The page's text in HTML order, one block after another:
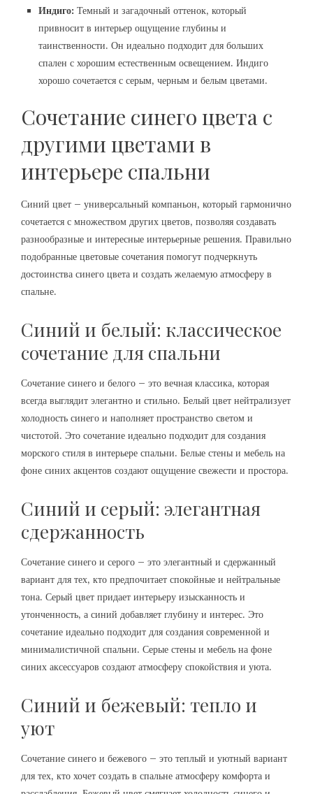
Индиго: Темный и загадочный оттенок‚ который
привносит в интерьер ощущение глубины и
таинственности. Он идеально подходит для больших
спален с хорошим естественным освещением. Индиго
хорошо сочетается с серым‚ черным и белым цветами.
Сочетание синего цвета с
другими цветами в
интерьере спальни
Синий цвет – универсальный компаньон‚ который гармонично
сочетается с множеством других цветов‚ позволяя создавать
разнообразные и интересные интерьерные решения. Правильно
подобранные цветовые сочетания помогут подчеркнуть
достоинства синего цвета и создать желаемую атмосферу в
спальне.
Синий и белый: классическое
сочетание для спальни
Сочетание синего и белого – это вечная классика‚ которая
всегда выглядит элегантно и стильно. Белый цвет нейтрализует
холодность синего и наполняет пространство светом и
чистотой. Это сочетание идеально подходит для создания
морского стиля в интерьере спальни. Белые стены и мебель на
фоне синих акцентов создают ощущение свежести и простора.
Синий и серый: элегантная
сдержанность
Сочетание синего и серого – это элегантный и сдержанный
вариант для тех‚ кто предпочитает спокойные и нейтральные
тона. Серый цвет придает интерьеру изысканность и
утонченность‚ а синий добавляет глубину и интерес. Это
сочетание идеально подходит для создания современной и
минималистичной спальни. Серые стены и мебель на фоне
синих аксессуаров создают атмосферу спокойствия и уюта.
Синий и бежевый: тепло и
уют
Сочетание синего и бежевого – это теплый и уютный вариант
для тех‚ кто хочет создать в спальне атмосферу комфорта и